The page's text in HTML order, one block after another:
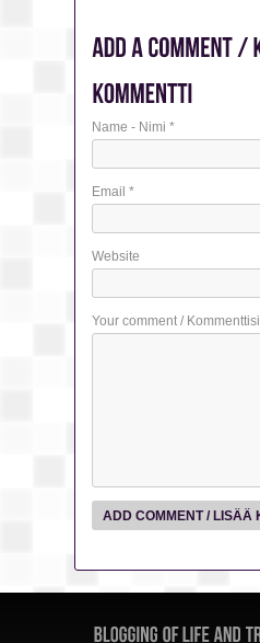
Name - Nimi *
Email *
Website
Your comment / Kommenttisi